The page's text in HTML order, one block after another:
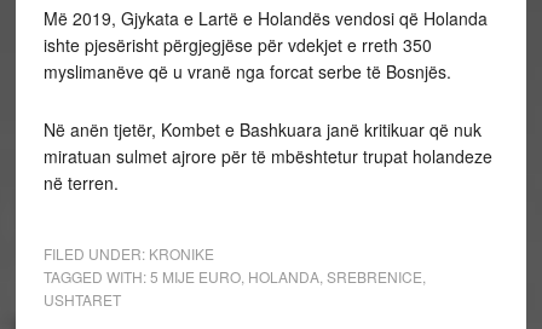
Më 2019, Gjykata e Lartë e Holandës vendosi që Holanda
ishte pjesërisht përgjegjëse për vdekjet e rreth 350
myslimanëve që u vranë nga forcat serbe të Bosnjës.
Në anën tjetër, Kombet e Bashkuara janë kritikuar që nuk
miratuan sulmet ajrore për të mbështetur trupat holandeze
në terren.
FILED UNDER: KRONIKE
TAGGED WITH:5 MIJE EURO, HOLANDA, SREBRENICE
USHTARET